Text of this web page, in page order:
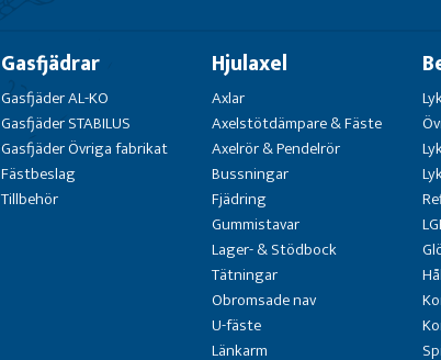
Gasfjädrar
Gasfjäder AL-KO
Gasfjäder STABILUS
Gasfjäder Övriga fabrikat
Fästbeslag
Tillbehör
Hjulaxel
Axlar
Axelstötdämpare & Fäste
Axelrör & Pendelrör
Bussningar
Fjädring
Gummistavar
Lager- & Stödbock
Tätningar
Obromsade nav
U-fäste
Länkarm